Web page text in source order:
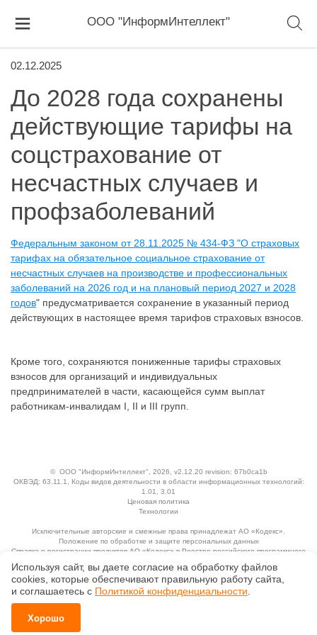
ООО "ИнформИнтеллект"
02.12.2025
До 2028 года сохранены
действующие тарифы на
соцстрахование от
несчастных случаев и
профзаболеваний
Федеральным законом от 28.11.2025 № 434-ФЗ "О страховых
тарифах на обязательное социальное страхование от
несчастных случаев на производстве и профессиональных
заболеваний на 2026 год и на плановый период 2027 и 2028
годов" предусматривается сохранение в указанный период
действующих в настоящее время тарифов страховых взносов.
Кроме того, сохраняются пониженные тарифы страховых
взносов для организаций и индивидуальных
предпринимателей в части, касающейся сумм выплат
работникам-инвалидам I, II и III групп.
© ООО "ИнформИнтеллект" , 2026, v2.12.20 revision: 67b0ca1b
ОКВЭД: 63.11.1, Коды видов деятельности в области информационных технологий:
1.01, 3.01
Ценовая политика
Технологии
Исключительные авторские и смежные права принадлежат АО «Кодекс».
Положение по обработке и защите персональных данных
Справка о регистрации продуктов АО «Кодекс» в Реестре российского программного
Используя сайт, вы даете согласие на обработку файлов
сооkiеs, которые обеспечивают правильную работу сайта,
и соглашаетесь с Политикой конфиденциальности
Хорошо